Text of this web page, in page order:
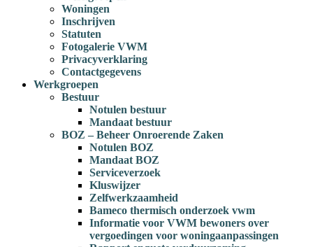
Woningen
Inschrijven
Statuten
Fotogalerie VWM
Privacyverklaring
Contactgegevens
Werkgroepen
Bestuur
Notulen bestuur
Mandaat bestuur
BOZ – Beheer Onroerende Zaken
Notulen BOZ
Mandaat BOZ
Serviceverzoek
Kluswijzer
Zelfwerkzaamheid
Bameco thermisch onderzoek vwm
Informatie voor VWM bewoners over
vergoedingen voor woningaanpassingen